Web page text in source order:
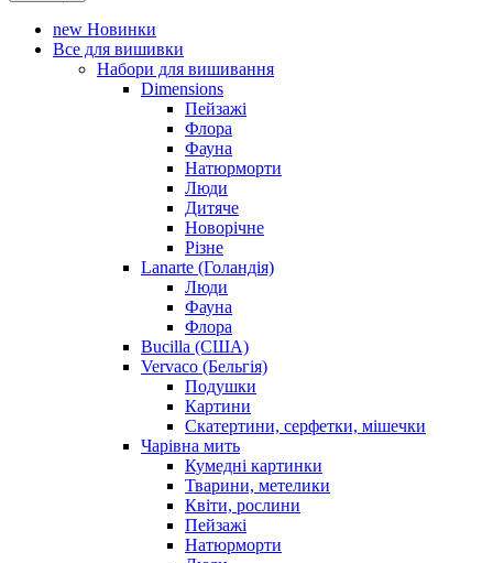
new Новинки
Все для вишивки
Набори для вишивання
Dimensions
Пейзажі
Флора
Фауна
Натюрморти
Люди
Дитяче
Новорічне
Різне
Lanarte (Голандія)
Люди
Фауна
Флора
Bucilla (США)
Vervaco (Бельгія)
Подушки
Картини
Скатертини, серфетки, мішечки
Чарiвна мить
Кумедні картинки
Тварини, метелики
Квіти, рослини
Пейзажі
Натюрморти